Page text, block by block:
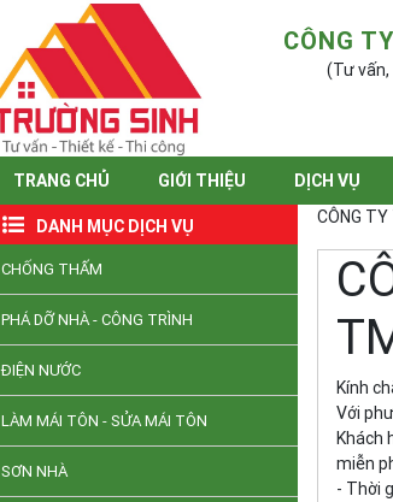
CÔNG
(Tư
TRANG CHỦ GIỚI THIỆU DỊCH VỤ
DANH MỤC DỊCH VỤ
CHỐNG THẤM
PHÁ DỠ NHÀ - CÔNG TRÌNH
ĐIỆN NƯỚC
LÀM MÁI TÔN - SỬA MÁI TÔN
SƠN NHÀ
CÔNG TY
Kính
Với
Khách
miễn
- Thời